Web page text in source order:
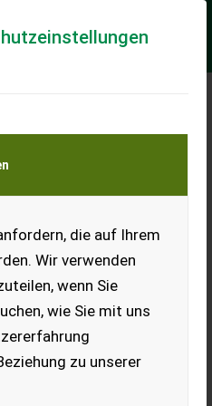
die auf Ihrem
Wir verwenden
wenn Sie
wie Sie mit uns
zu unserer
Baumaschinen –
13636